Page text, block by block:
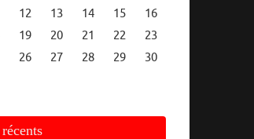
12 13 14 15
16
19 20 21 22
23
26 27 28 29
30